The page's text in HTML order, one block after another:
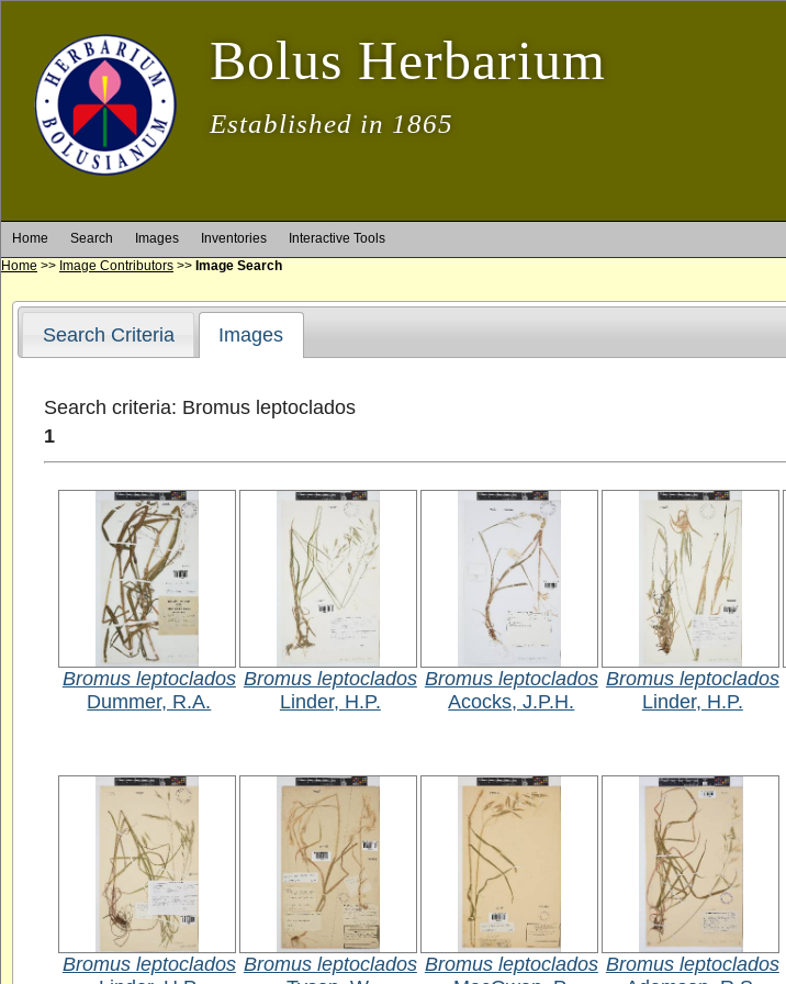
Bolus Herbarium
Established in 1865
Home Search Images Inventories
Interactive Tools
Home >> Image Contributors >> Image Search
Search Criteria Images
Search criteria: Bromus leptoclados
1
Bromus leptoclados
Dummer, R.A.
Bromus leptoclados
Linder, H.P.
Bromus leptoclados
Acocks, J.P.H.
Bromus leptoclados
Linder, H.P.
Bromus leptoclados Bromus leptoclados Bromus leptoclados Bromus leptoclados